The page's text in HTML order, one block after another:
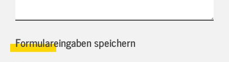
Formulareingaben speichern